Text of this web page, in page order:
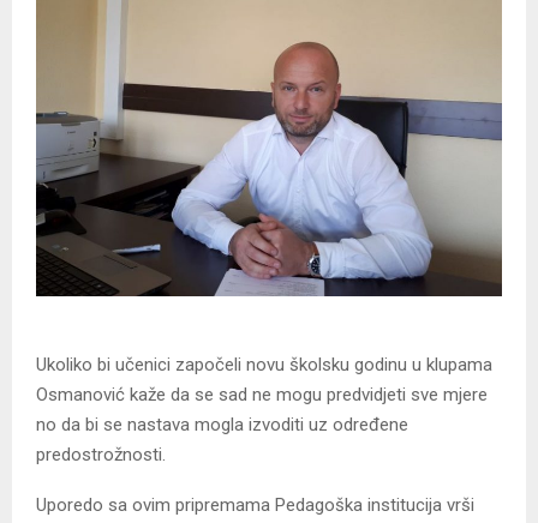
Ukoliko bi učenici započeli novu školsku godinu u klupama
Osmanović kaže da se sad ne mogu predvidjeti sve mjere
no da bi se nastava mogla izvoditi uz određene
predostrožnosti.
Uporedo sa ovim pripremama Pedagoška institucija vrši